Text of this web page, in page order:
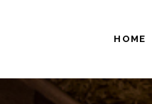
HOME